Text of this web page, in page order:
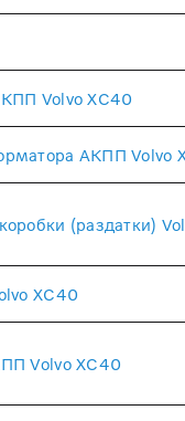
Volvo XC40
АКПП Volvo
(раздатки)
XC40
Volvo XC40